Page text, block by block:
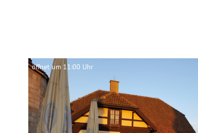
öffnet um 11:00 Uhr